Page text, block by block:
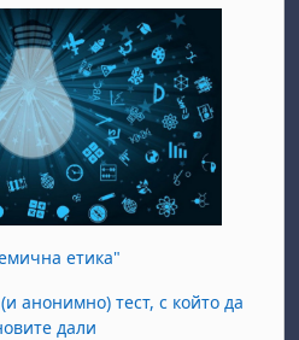
етика"
анонимно) тест, с който да
дали